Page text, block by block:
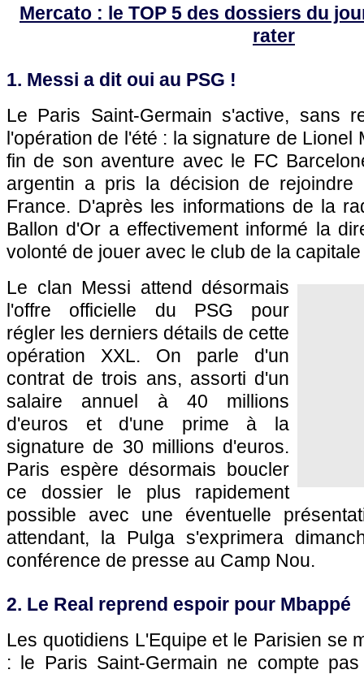
Mercato : le TOP 5 des dossiers du
rater
1. Messi a dit oui au PSG !
Le Paris Saint-Germain s'active, sans
l'opération de l'été : la signature de Lionel
fin de son aventure avec le FC
argentin a pris la décision de rejoindre
France. D'après les informations de la
Ballon d'Or a effectivement informé la
volonté de jouer avec le club de la capitale
Le clan Messi attend désormais
l'offre officielle du PSG pour
régler les derniers détails de cette
opération XXL. On parle d'un
contrat de trois ans, assorti d'un
salaire annuel à 40 millions
d'euros et d'une prime à la
signature de 30 millions d'euros.
Paris espère désormais boucler
ce dossier le plus rapidement
possible avec une éventuelle
attendant, la Pulga s'exprimera
conférence de presse au Camp Nou.
2. Le Real reprend espoir pour Mbappé
Les quotidiens L'Equipe et le Parisien se
: le Paris Saint-Germain ne compte